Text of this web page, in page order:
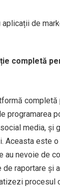
de
completă
completă
programarea
media, și
Aceasta este
au nevoie de
raportare și
procesul